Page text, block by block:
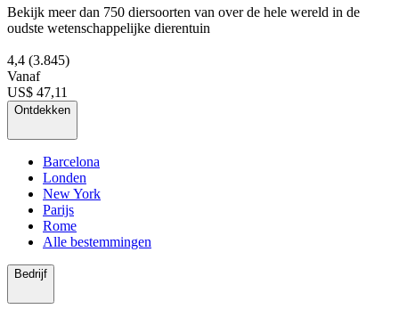
Bekijk meer dan 750 diersoorten van over de hele wereld in de
oudste wetenschappelijke dierentuin
4,4 (3.845)
Vanaf
US$ 47,11
Ontdekken
Barcelona
Londen
New York
Parijs
Rome
Alle bestemmingen
Bedrijf